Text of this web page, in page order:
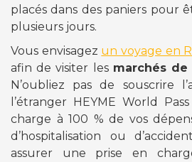
placés dans des paniers pour
plusieurs jours.
Vous envisagez un voyage en
afin de visiter les marchés de
N’oubliez pas de souscrire
l’étranger HEYME World
charge à 100 % de vos
d’hospitalisation ou
assurer une prise en